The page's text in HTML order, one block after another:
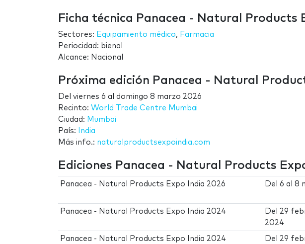
Ficha técnica Panacea - Natural Products
Sectores: Equipamiento médico, Farmacia
Periocidad: bienal
Alcance: Nacional
Próxima edición Panacea - Natural
Del viernes 6 al domingo 8 marzo 2026
Recinto: World Trade Centre Mumbai
Ciudad: Mumbai
País:
India
Más info.: naturalproductsexpoindia.com
Ediciones Panacea - Natural Products
Panacea - Natural Products Expo India 2026 Del6 al8
Panacea - Natural Products Expo India 2024 Del 29
2024
Panacea - Natural Products Expo India 2024 Del 29